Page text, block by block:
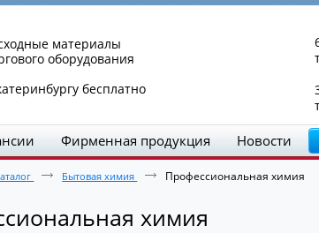
материалы
оборудования
бесплатно
Фирменная продукция Новости
Бытовая химия Профессиональная химия
химия